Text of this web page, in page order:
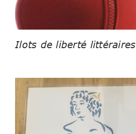
Ilots de liberté littéraires